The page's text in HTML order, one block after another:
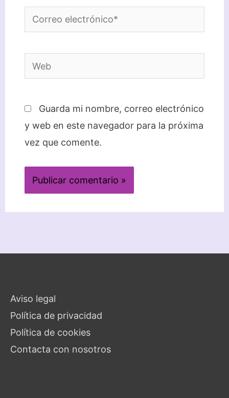
Correo
electrónico*
Web
Guarda mi nombre, correo electrónico
y web en este navegador para la próxima
vez que comente.
Aviso legal
Política de privacidad
Política de cookies
Contacta con nosotros